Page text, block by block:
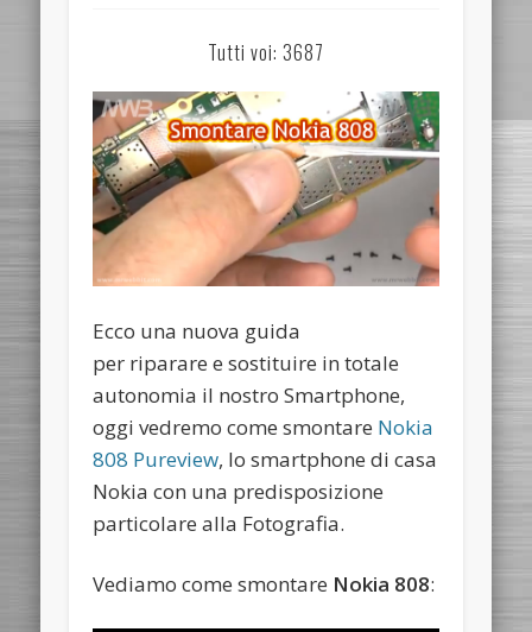
Tutti voi: 3687
Ecco una nuova guida
per riparare e sostituire in totale
autonomia il nostro Smartphone,
oggi vedremo come smontare Nokia
808 Pureview, lo smartphone di casa
Nokia con una predisposizione
particolare alla Fotografia.
Vediamo come smontare Nokia 808: